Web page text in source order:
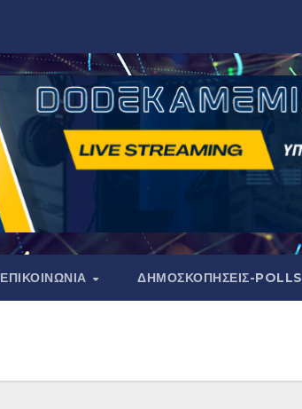
ΕΠΙΚΟΙΝΩΝΙΑ ΔΗΜΟΣΚΟΠΉΣΕΙΣ-POLLS